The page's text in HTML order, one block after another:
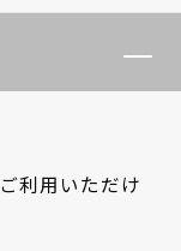
利用いただけ